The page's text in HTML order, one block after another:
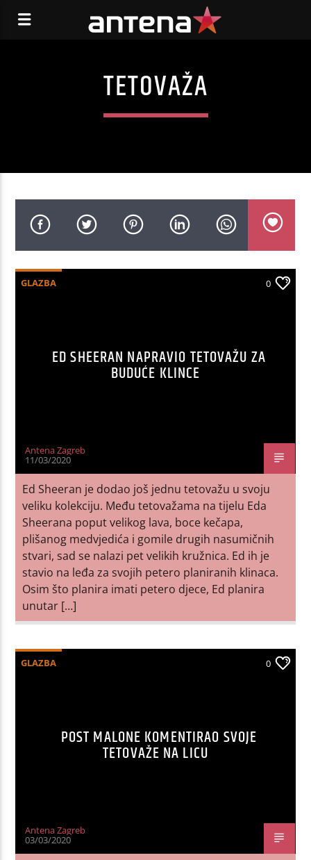
TETOVAŽA
GLAZBA 0
ED SHEERAN NAPRAVIO TETOVAŽU ZA
BUDUĆE KLINCE
Antena Zagreb
11/03/2020
Ed Sheeran je dodao još jednu tetovažu u svoju
veliku kolekciju. Među tetovažama na tijelu Eda
Sheerana poput velikog lava, boce kečapa,
plišanog medvjedića i gomile drugih nasumičnih
stvari, sad se nalazi pet velikih kružnica. Ed ih je
stavio na leđa za svojih petero planiranih klinaca.
Osim što planira imati petero djece, Ed planira
unutar […]
GLAZBA 0
POST MALONE KOMENTIRAO SVOJE
TETOVAŽE NA LICU
Antena Zagreb
03/03/2020